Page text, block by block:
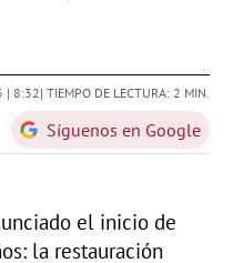
| 8:32| TIEMPO DE LECTURA: 2 MIN.
Síguenos en Google
el inicio de
la restauración